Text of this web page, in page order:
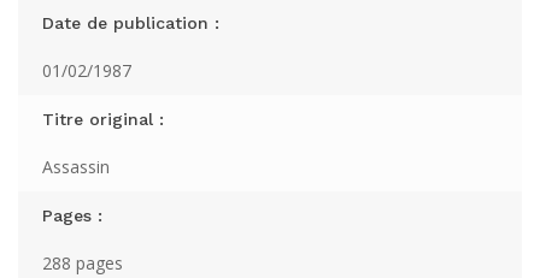
Date de publication :
01/02/1987
Titre original :
Assassin
Pages :
288 pages